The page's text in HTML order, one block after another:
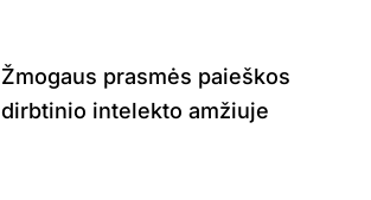
Žmogaus prasmės paieškos
dirbtinio intelekto amžiuje